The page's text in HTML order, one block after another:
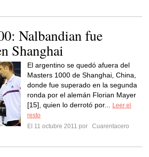
Nalbandian fue
Shanghai
El argentino se quedó afuera del
Masters 1000 de Shanghai, China,
donde fue superado en la segunda
ronda por el alemán Florian Mayer
[15], quien lo derrotó por...
Leer el
resto
El 11 octubre 2011 por
Cuarentacero